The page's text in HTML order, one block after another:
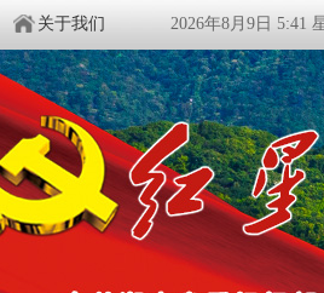
关于我们 2026年8月9日 5:41